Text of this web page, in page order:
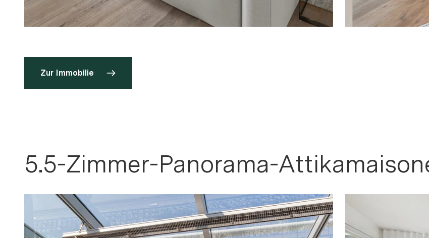
Zur Immobilie
5.5-Zimmer-Panorama-
Link kopieren